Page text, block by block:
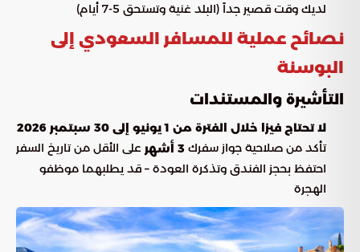
لديك وقت قصير جداً (البلد غنية وتستحق 5-7 أيام)
نصائح عملية للمسافر السعودي إلى
البوسنة
التأشيرة والمستندات
لا تحتاج فيزا خلال الفترة من 1 يونيو إلى 30 سبتمبر 2026
تأكد من صلاحية جواز سفرك 3 أشهر
على الأقل من تاريخ السفر
احتفظ بحجز الفندق وتذكرة العودة – قد يطلبهما موظفو
الهجرة